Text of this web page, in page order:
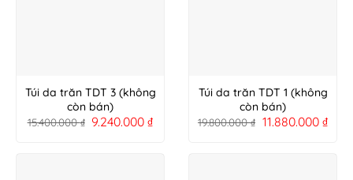
Túi da trăn TDT 3 (không
còn bán)
15.400.000₫ 9.240.000₫
Túi da trăn TDT 1 (không
còn bán)
19.800.000₫ 11.880.000 ₫